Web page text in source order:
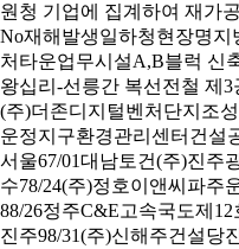
원청 기업에 집계하여 재가
No재해발생일하청현장명지
처타운업무시설A,B블럭 신
왕십리-선릉간 복선전철 제
(주)더존디지털벤처단지조
운정지구환경관리센터건설
서울67/01대남토건(주)진주
수78/24(주)정호이앤씨파주
88/26정주C&E고속국도제
진주98/31(주)신해주건설당